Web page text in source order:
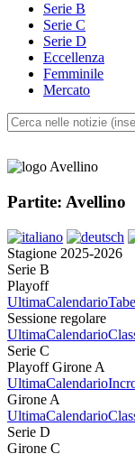
Serie B
Serie C
Serie D
Eccellenza
Femminile
Mercato
Partite: Avellino
Stagione 2025-2026
Serie B
Playoff
UltimaCalendario
Sessione regolare
UltimaCalendario
Serie C
Playoff Girone A
UltimaCalendario
Girone A
UltimaCalendario
Serie D
Girone C